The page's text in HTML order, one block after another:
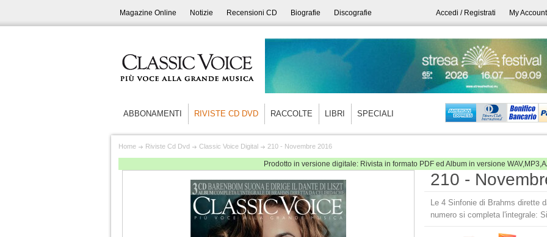
Magazine Online Notizie Recensioni CD Biografie Discografie Accedi / Registrati My Account
ABBONAMENTI RIVISTE CD DVD RACCOLTE LIBRI SPECIALI
Home Riviste Cd Dvd Classic Voice Digital 210 - Novembre 2016
Prodotto in versione digitale: Rivista in formato PDF ed Album in versione
210 -
Le 4 Sinfonie di Brahms dirette
numero si completa l'integrale: